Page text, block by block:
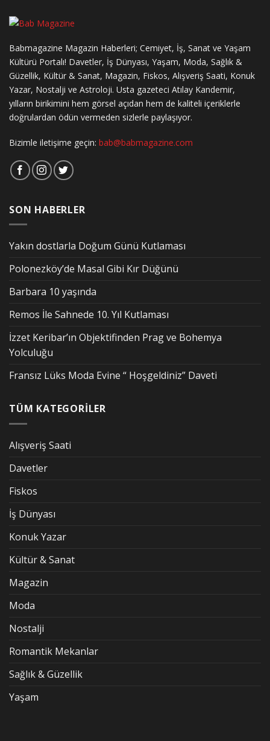
Babmagazine Magazin Haberleri; Cemiyet, İş, Sanat ve Yaşam
Kültürü Portalı! Davetler, İş Dünyası, Yaşam, Moda, Sağlık &
Güzellik, Kültür & Sanat, Magazin, Fiskos, Alışveriş Saati, Konuk
Yazar, Nostalji ve Astroloji. Usta gazeteci Atılay Kandemir,
yılların birikimini hem görsel açıdan hem de kaliteli içeriklerle
doğrulardan ödün vermeden sizlerle paylaşıyor.
Bizimle iletişime geçin: bab@babmagazine.com
SON HABERLER
Yakın dostlarla Doğum Günü Kutlaması
Polonezköy’de Masal Gibi Kır Düğünü
Barbara 10 yaşında
Remos İle Sahnede 10. Yıl Kutlaması
İzzet Keribar’ın Objektifinden Prag ve Bohemya
Yolculuğu
Fransız Lüks Moda Evine “ Hoşgeldiniz” Daveti
TÜM KATEGORİLER
Alışveriş Saati
Davetler
Fiskos
İş Dünyası
Konuk Yazar
Kültür & Sanat
Magazin
Moda
Nostalji
Romantik Mekanlar
Sağlık & Güzellik
Yaşam